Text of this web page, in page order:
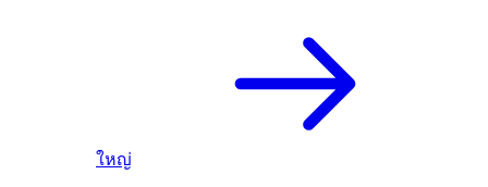
ใหญ่